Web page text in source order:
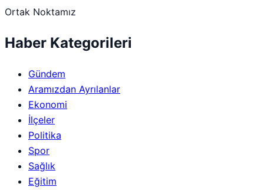
Ortak Noktamız
Haber Kategorileri
Gündem
Aramızdan Ayrılanlar
Ekonomi
İlçeler
Politika
Spor
Sağlık
Eğitim